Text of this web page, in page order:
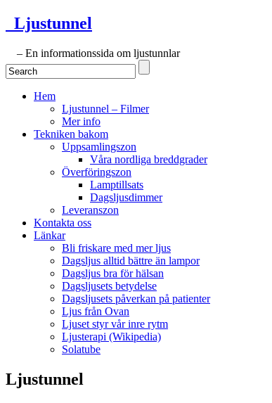
Ljustunnel
– En informationssida om ljustunnlar
Hem
Ljustunnel – Filmer
Mer info
Tekniken bakom
Uppsamlingszon
Våra nordliga breddgrader
Överföringszon
Lamptillsats
Dagsljusdimmer
Leveranszon
Kontakta oss
Länkar
Bli friskare med mer ljus
Dagsljus alltid bättre än lampor
Dagsljus bra för hälsan
Dagsljusets betydelse
Dagsljusets påverkan på patienter
Ljus från Ovan
Ljuset styr vår inre rytm
Ljusterapi (Wikipedia)
Solatube
Ljustunnel